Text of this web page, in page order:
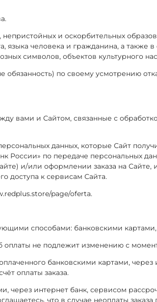
непристойных и оскорбительных
языка человека и гражданина, а
символов, объектов культурного
обязанность) по своему усмотрению
вами и Сайтом, связанные с
данных, которые Сайт
по передаче персональных
и/или оформлении заказа на Сайте,
доступа к сервисам Сайта.
page/oferta.
способами: банковскими
не подлежит изменению с
банковскими картами,
оплаты заказа.
через интернет банк, сервисом
что в случае неоплаты